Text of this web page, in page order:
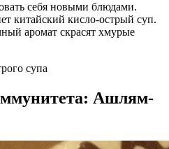
себя новыми блюдами.
китайский кисло-острый суп.
аромат скрасят хмурые
супа
Ашлям-